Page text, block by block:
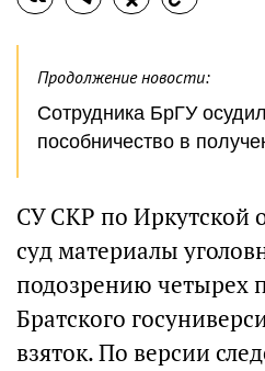
Продолжение новости:
Сотрудника БрГУ
пособничество в
СУ СКР по Иркутской
суд материалы
подозрению четырех
Братского
взяток. По версии